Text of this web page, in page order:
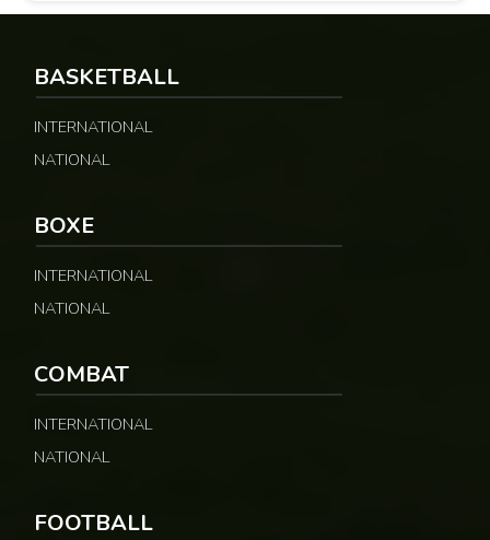
BASKETBALL
INTERNATIONAL
NATIONAL
BOXE
INTERNATIONAL
NATIONAL
COMBAT
INTERNATIONAL
NATIONAL
FOOTBALL